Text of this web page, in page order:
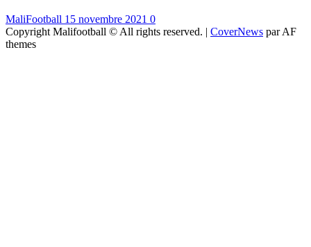
MaliFootball 15 novembre 2021 0
Copyright Malifootball © All rights reserved. | CoverNews par AF
themes